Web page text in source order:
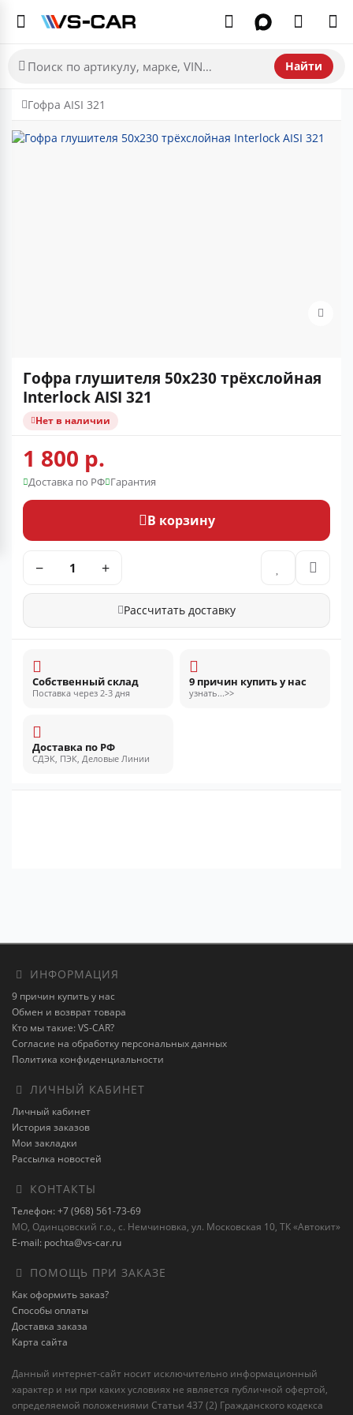
Найти
Гофра AISI 321
Гофра глушителя 50x230 трёхслойная
Interlock AISI 321
Нет в наличии
1 800 р.
Доставка по РФ Гарантия
В корзину
− +
Рассчитать доставку
Собственный склад
Поставка через 2-3 дня
9 причин купить у нас
узнать...>>
Доставка по РФ
СДЭК, ПЭК, Деловые Линии
ИНФОРМАЦИЯ
9 причин купить у нас
Обмен и возврат товара
Кто мы такие: VS-CAR?
Согласие на обработку персональных данных
Политика конфиденциальности
ЛИЧНЫЙ КАБИНЕТ
Личный кабинет
История заказов
Мои закладки
Рассылка новостей
КОНТАКТЫ
Телефон: +7 (968) 561-73-69
МО, Одинцовский г.о., с. Немчиновка, ул. Московская 10, ТК «Автокит»
E-mail: pochta@vs-car.ru
ПОМОЩЬ ПРИ ЗАКАЗЕ
Как оформить заказ?
Способы оплаты
Доставка заказа
Карта сайта
Данный интернет-сайт носит исключительно информационный
характер и ни при каких условиях не является публичной офертой,
определяемой положениями Статьи 437 (2) Гражданского кодекса